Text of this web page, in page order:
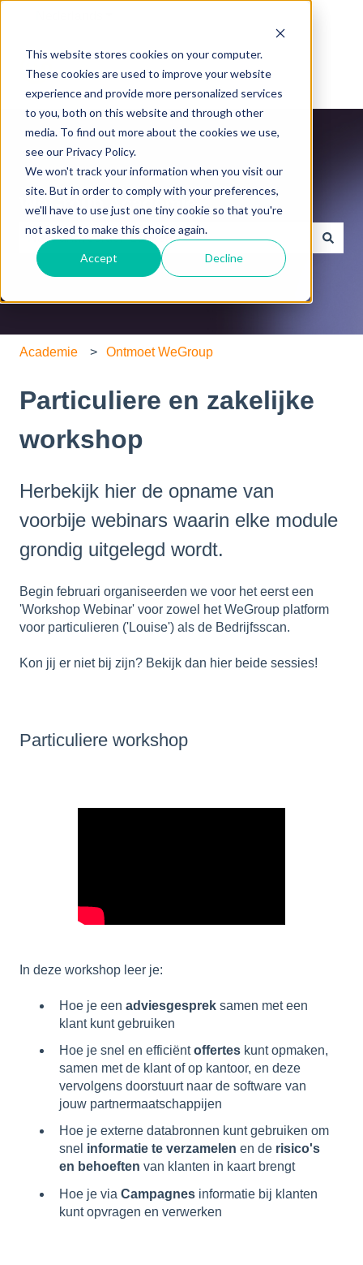
This website stores cookies on your computer.
These cookies are used to improve your website
experience and provide more personalized services
to you, both on this website and through other
media. To find out more about the cookies we use,
see our Privacy Policy.
We won't track your information when you visit our
site. But in order to comply with your preferences,
we'll have to use just one tiny cookie so that you're
not asked to make this choice again.
Accept Decline
WeGroup Academie
Er zijn geen suggesties want het zoekveld is leeg.
Academie Ontmoet WeGroup
Particuliere en zakelijke
workshop
Herbekijk hier de opname van
voorbije webinars waarin elke module
grondig uitgelegd wordt.
Begin februari organiseerden we voor het eerst een
'Workshop Webinar' voor zowel het WeGroup platform
voor particulieren ('Louise') als de Bedrijfsscan.
Kon jij er niet bij zijn? Bekijk dan hier beide sessies!
Particuliere workshop
In deze workshop leer je:
Hoe je een adviesgesprek samen met een
klant kunt gebruiken
Hoe je snel en efficiëntoffertes kunt opmaken,
samen met de klant of op kantoor, en deze
vervolgens doorstuurt naar de software van
jouw partnermaatschappijen
Hoe je externe databronnen kunt gebruiken om
snel informatie te verzamelen en de risico's
en behoeften van klanten in kaart brengt
Hoe je via Campagnes informatie bij klanten
kunt opvragen en verwerken